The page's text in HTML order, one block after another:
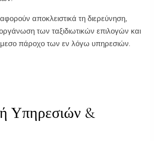
αποκλειστικά τη διερεύνηση,
των ταξιδιωτικών επιλογών και
πάροχο των εν λόγω υπηρεσιών.
Υπηρεσιών &